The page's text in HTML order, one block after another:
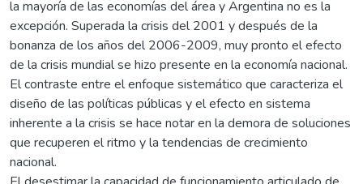
la mayoría de las economías del área y Argentina no es la
excepción. Superada la crisis del 2001 y después de la
bonanza de los años del 2006-2009, muy pronto el efecto
de la crisis mundial se hizo presente en la economía nacional.
El contraste entre el enfoque sistemático que caracteriza el
diseño de las políticas públicas y el efecto en sistema
inherente a la crisis se hace notar en la demora de soluciones
que recuperen el ritmo y la tendencias de crecimiento
nacional.